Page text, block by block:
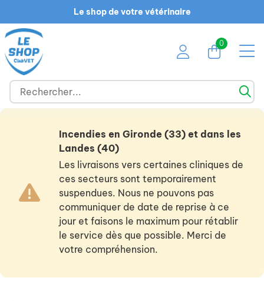
Le shop de votre vétérinaire
0
Incendies en Gironde (33) et dans les
Landes (40)
Les livraisons vers certaines cliniques de
ces secteurs sont temporairement
suspendues. Nous ne pouvons pas
communiquer de date de reprise à ce
jour et faisons le maximum pour rétablir
le service dès que possible. Merci de
votre compréhension.